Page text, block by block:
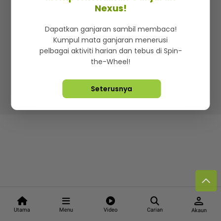
Utama Menu Video Carian
person
Akaun
Iklan di SMG360
Terma & Syarat Dasar Privasi
Lebih hot, viral dan sensasi
Hakcipta Terpelihara ©2026. Star Media Group Berhad
Nexus!
Dapatkan ganjaran sambil membaca!
Kumpul mata ganjaran menerusi
pelbagai aktiviti harian dan tebus di Spin-
the-Wheel!
Seterusnya